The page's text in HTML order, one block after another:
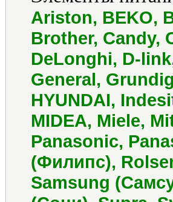
Ariston, BEKO,
Brother, Candy,
DeLonghi, D-
General,
HYUNDAI,
MIDEA, Miele,
Panasonic,
(Филипс),
Samsung